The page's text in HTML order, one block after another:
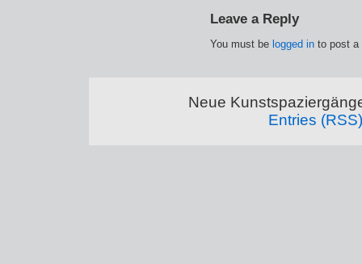
Leave a Reply
You must be logged in to post a
Neue
Entries (RSS)